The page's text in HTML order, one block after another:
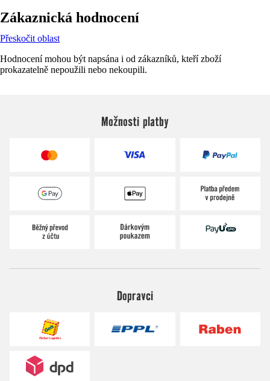
Zákaznická hodnocení
Přeskočit oblast
Hodnocení mohou být napsána i od zákazníků, kteří zboží
prokazatelně nepoužili nebo nekoupili.
Možnosti platby
Dopravci